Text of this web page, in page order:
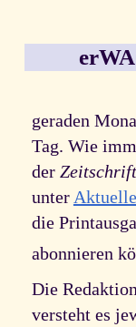
geraden
Tag. Wie
der
unter
die
abonnieren
Die
versteht es